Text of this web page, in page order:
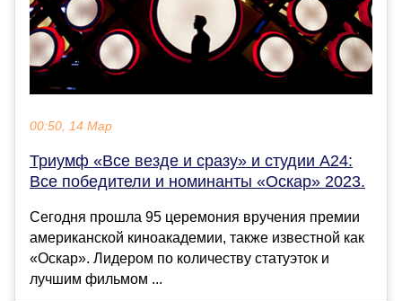
00:50, 14 Мар
Триумф «Все везде и сразу» и студии A24:
Все победители и номинанты «Оскар» 2023.
Сегодня прошла 95 церемония вручения премии
американской киноакадемии, также известной как
«Оскар». Лидером по количеству статуэток и
лучшим фильмом ...